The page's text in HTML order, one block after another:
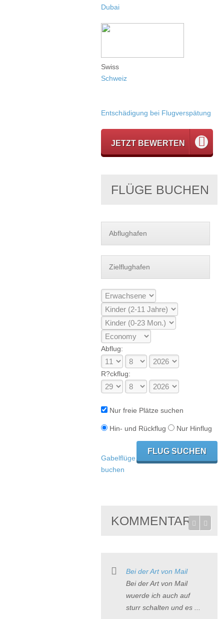
Dubai
Swiss
Schweiz
Entschädigung bei Flugverspätung
JETZT BEWERTEN
FLÜGE BUCHEN
Abflug:
R?ckflug:
Nur freie Plätze suchen
Hin- und Rückflug Nur Hinflug
Gabelflüge
buchen
KOMMENTARE
Bei der Art von Mail
Bei der Art von Mail
wuerde ich auch auf
sturr schalten und es ...